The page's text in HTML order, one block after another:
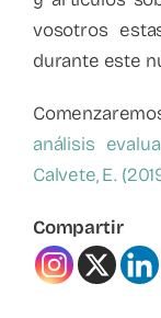
vosotros
durante este
análisis
Calvete, E.
Compartir